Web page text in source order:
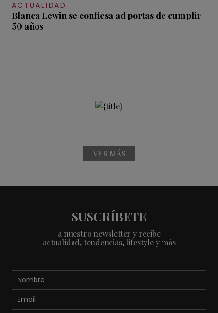
ACTUALIDAD
Blanca Lewin se confiesa ad portas de cumplir
50 años
VER MÁS
SUSCRÍBETE
a nuestro newsletter y recibe
actualidad, tendencias, lifestyle y más